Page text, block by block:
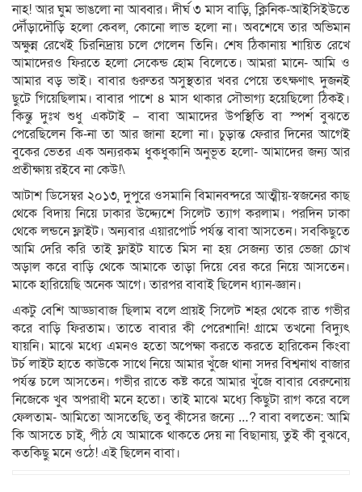
নাহ! আর ঘুম ভাঙলো না আব্বার। দীর্ঘ ৩ মাস বাড়ি, ক্লিনিক-আইসিইউতে
দৌঁড়াদৌড়ি হলো কেবল, কোনো লাভ হলো না। অবশেষে তার অভিমান
অক্ষুন্ন রেখেই চিরনিদ্রায় চলে গেলেন তিনি। শেষ ঠিকানায় শায়িত রেখে
আমাদেরও ফিরতে হলো সেকেন্ড হোম বিলেতে। আমরা মানে- আমি ও
আমার বড় ভাই। বাবার গুরুতর অসুস্থতার খবর পেয়ে তৎক্ষণাৎ দুজনই
ছুটে গিয়েছিলাম। বাবার পাশে ৪ মাস থাকার সৌভাগ্য হয়েছিলো ঠিকই।
কিন্তু দুঃখ শুধু একটাই – বাবা আমাদের উপস্থিতি বা স্পর্শ বুঝতে
পেরেছিলেন কি-না তা আর জানা হলো না। চুড়ান্ত ফেরার দিনের আগেই
বুকের ভেতর এক অন্যরকম ধুকধুকানি অনুভূত হলো- আমাদের জন্য আর
প্রতীক্ষায় রইবে না কেউ!\
আটাশ ডিসেম্বর ২০১৩, দুপুরে ওসমানি বিমানবন্দরে আত্মীয়-স্বজনের কাছ
থেকে বিদায় নিয়ে ঢাকার উদ্দ্যেশে সিলেট ত্যাগ করলাম। পরদিন ঢাকা
থেকে লন্ডনে ফ্লাইট। অন্যবার এয়ারপোর্ট পর্যন্ত বাবা আসতেন। সবকিছুতে
আমি দেরি করি তাই ফ্লাইট যাতে মিস না হয় সেজন্য তার ভেজা চোখ
অড়াল করে বাড়ি থেকে আমাকে তাড়া দিয়ে বের করে নিয়ে আসতেন।
মাকে হারিয়েছি অনেক আগে। তারপর বাবাই ছিলেন ধ্যান-জ্ঞান।
একটু বেশি আড্ডাবাজ ছিলাম বলে প্রায়ই সিলেট শহর থেকে রাত গভীর
করে বাড়ি ফিরতাম। তাতে বাবার কী পেরেশানি! গ্রামে তখনো বিদ্যুৎ
যায়নি। মাঝে মধ্যে এমনও হতো অপেক্ষা করতে করতে হারিকেন কিংবা
টর্চ লাইট হাতে কাউকে সাথে নিয়ে আমার খুঁজে থানা সদর বিশ্বনাথ বাজার
পর্যন্ত চলে আসতেন। গভীর রাতে কষ্ট করে আমার খুঁজে বাবার বেরুনোয়
নিজেকে খুব অপরাধী মনে হতো। তাই মাঝে মধ্যে কিছুটা রাগ করে বলে
ফেলতাম- আমিতো আসতেছি, তবু কীসের জন্যে …? বাবা বলতেন: আমি
কি আসতে চাই, পীঠ যে আমাকে থাকতে দেয় না বিছানায়, তুই কী বুঝবে,
কতকিছু মনে ওঠে! এই ছিলেন বাবা।